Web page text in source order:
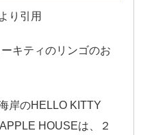
り引用
キティのリンゴのお
岸のHELLO KITTY
HOUSEは、２